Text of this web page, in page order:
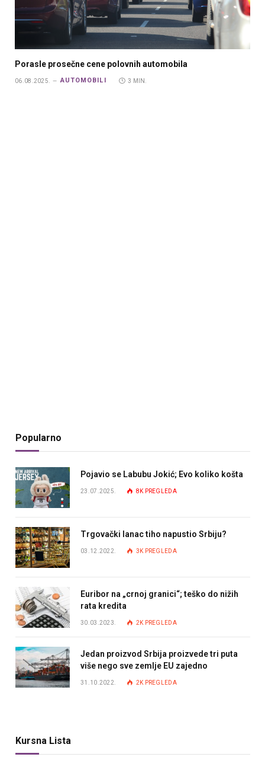
Porasle prosečne cene polovnih automobila
06.08.2025. AUTOMOBILI 3 MIN.
Popularno
Pojavio se Labubu Jokić; Evo koliko košta
23.07.2025. 8K PREGLEDA
Trgovački lanac tiho napustio Srbiju?
03.12.2022. 3K PREGLEDA
Euribor na „crnoj granici“; teško do nižih
rata kredita
30.03.2023. 2K PREGLEDA
Jedan proizvod Srbija proizvede tri puta
više nego sve zemlje EU zajedno
31.10.2022. 2K PREGLEDA
Kursna Lista